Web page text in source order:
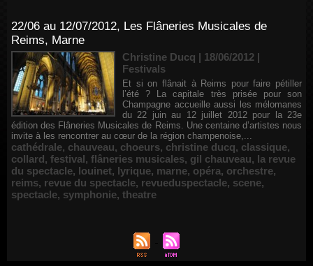
22/06 au 12/07/2012, Les Flâneries Musicales de
Reims, Marne
Christine Ducq | 18/06/2012 |
Festivals
Et si on flânait à Reims pour faire pétiller
l’été ? La capitale très prisée pour son
Champagne accueille aussi les mélomanes
du 22 juin au 12 juillet 2012 pour la 23e
édition des Flâneries Musicales de Reims. Une centaine d’artistes nous
invite à les rencontrer au cœur de la région champenoise,...
cathédrale, chauveau, choeurs, christine ducq, classique,
collard, festival, flâneries musicales, gil chauveau, la revue
du spectacle, louinet, lyrique, marne, opéra, orchestre,
reims, revue du spectacle, revueduspectacle, scene,
spectacle, symphonie, theatre